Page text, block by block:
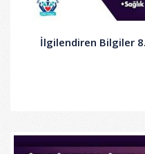
İlgilendiren Bilgiler